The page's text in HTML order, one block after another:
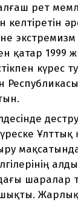
рет
келтіретін
қатар 1999
күрес
Ұлттық
шаралар
Жарлық